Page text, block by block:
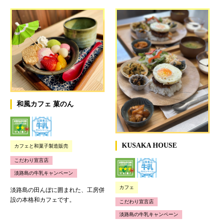
和風カフェ 菓のん
カフェと和菓子製造販売
こだわり宣言店
淡路島の牛乳キャンペーン
淡路島の田んぼに囲まれた、工房併
設の本格和カフェです。
KUSAKA HOUSE
カフェ
こだわり宣言店
淡路島の牛乳キャンペーン